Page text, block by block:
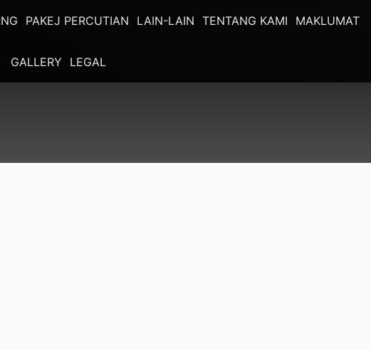
PAKEJ PERCUTIAN LAIN-LAIN TENTANG KAMI MAKLUMAT
GALLERY LEGAL